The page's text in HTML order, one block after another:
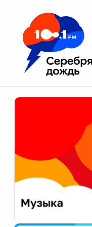
Москва 100.1 FM
Апатиты
Екатеринбург
Калининград
Калуга